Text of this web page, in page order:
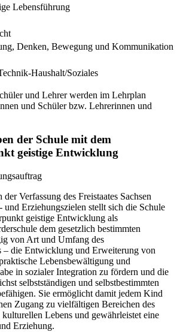
Lebensführung
Denken, Bewegung und Kommunikation
Haushalt/Soziales
und Lehrer werden im Lehrplan
und Schüler bzw. Lehrerinnen und
der Schule mit dem
geistige Entwicklung
Verfassung des Freistaates Sachsen
Erziehungszielen stellt sich die Schule
geistige Entwicklung als
dem gesetzlich bestimmten
von Art und Umfang des
– die Entwicklung und Erweiterung von
Lebensbewältigung und
in sozialer Integration zu fördern und die
selbstständigen und selbstbestimmten
Sie ermöglicht damit jedem Kind
Zugang zu vielfältigen Bereichen des
Lebens und gewährleistet eine
Erziehung.